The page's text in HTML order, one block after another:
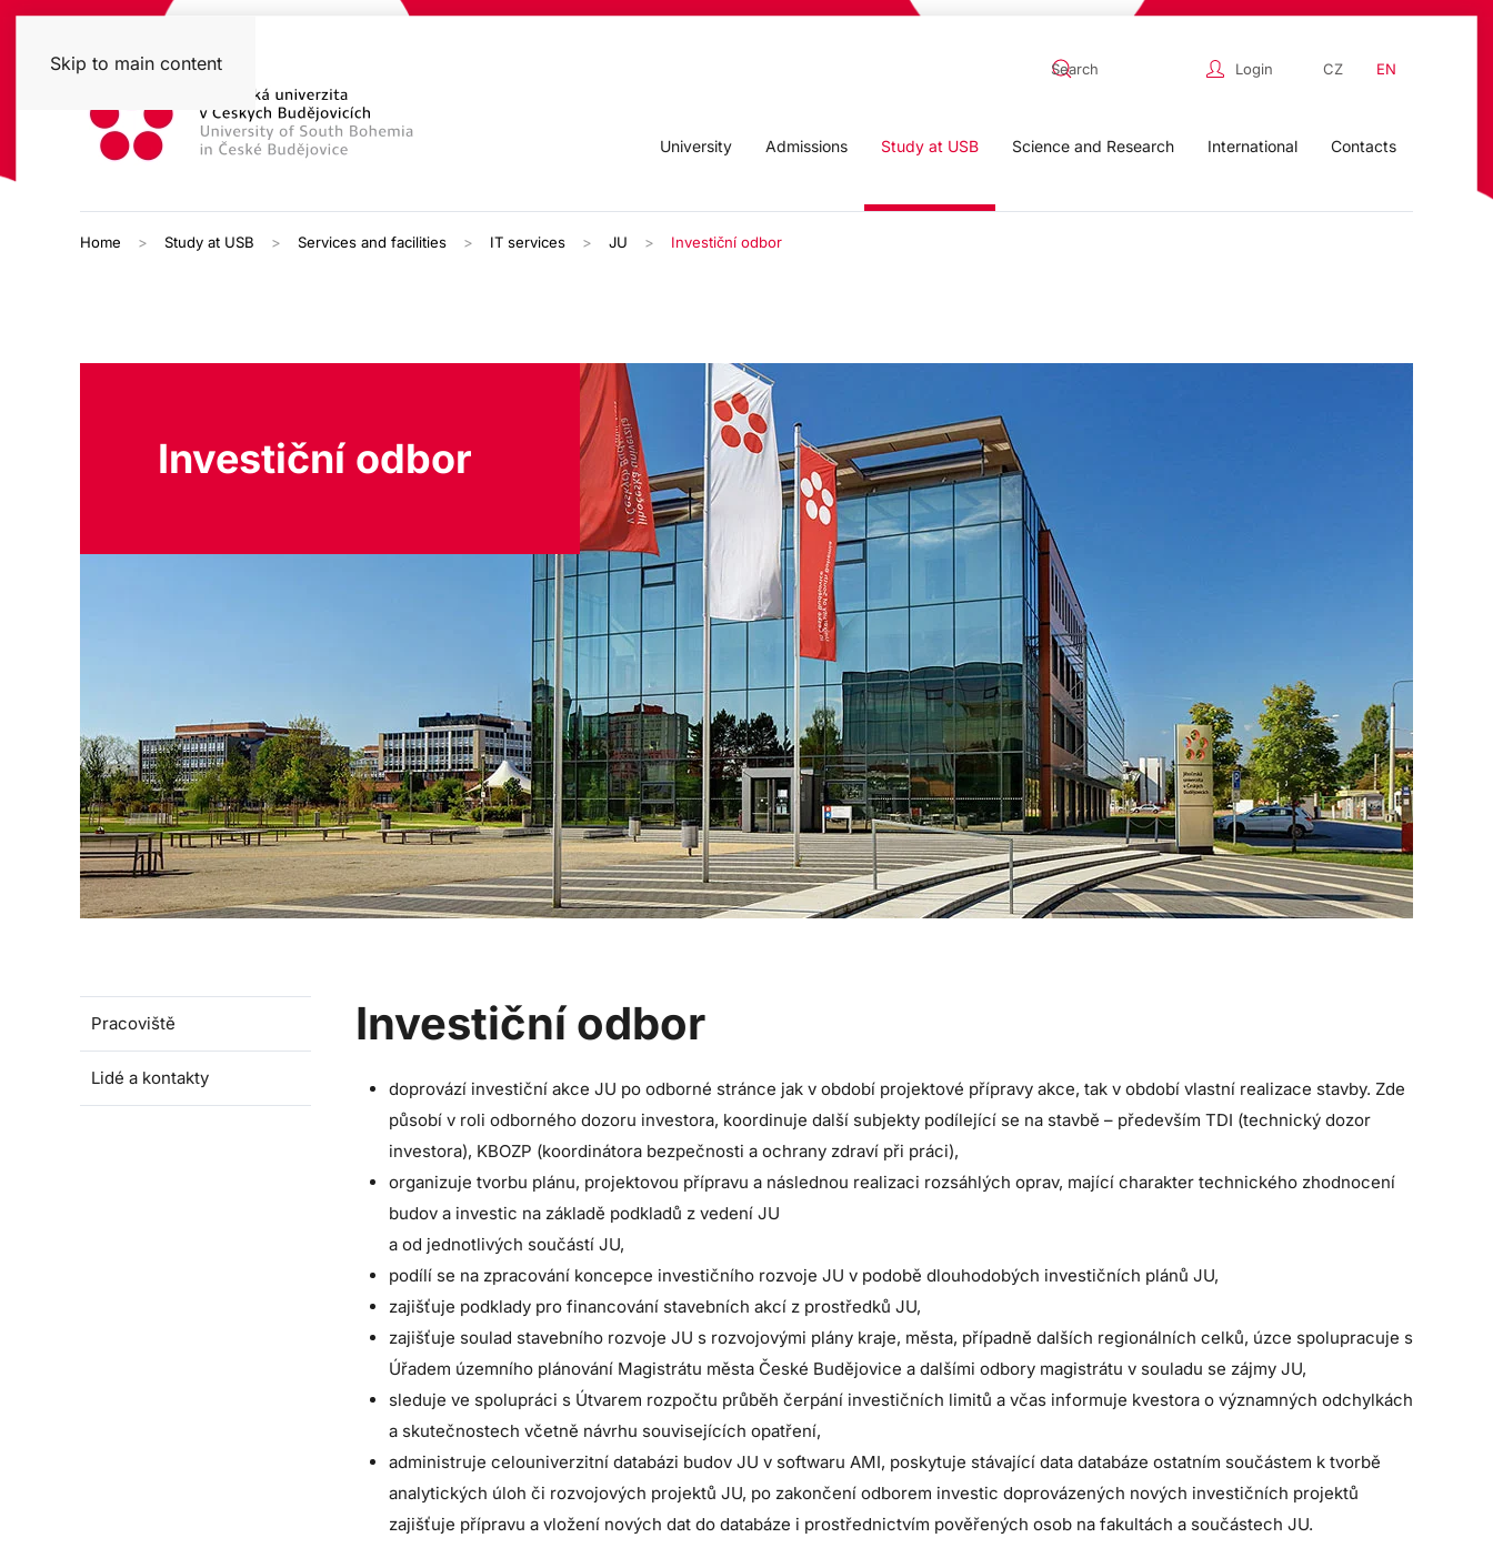
Skip to main content Login CZ EN
University Admissions Study at USB Science and Research International Contacts
Home Study at USB Services and facilities IT services JU Investiční odbor
Investiční odbor
Pracoviště
Lidé a kontakty
Investiční odbor
doprovází investiční akce JU po odborné stránce jak v období projektové přípravy akce, tak v období vlastní realizace stavby. Zde
působí v roli odborného dozoru investora, koordinuje další subjekty podílející se na stavbě – především TDI (technický dozor
investora), KBOZP (koordinátora bezpečnosti a ochrany zdraví při práci),
organizuje tvorbu plánu, projektovou přípravu a následnou realizaci rozsáhlých oprav, mající charakter technického zhodnocení
budov a investic na základě podkladů z vedení JU
a od jednotlivých součástí JU,
podílí se na zpracování koncepce investičního rozvoje JU v podobě dlouhodobých investičních plánů JU,
zajišťuje podklady pro financování stavebních akcí z prostředků JU,
zajišťuje soulad stavebního rozvoje JU s rozvojovými plány kraje, města, případně dalších regionálních celků, úzce spolupracuje s
Úřadem územního plánování Magistrátu města České Budějovice a dalšími odbory magistrátu v souladu se zájmy JU,
sleduje ve spolupráci s Útvarem rozpočtu průběh čerpání investičních limitů a včas informuje kvestora o významných odchylkách
a skutečnostech včetně návrhu souvisejících opatření,
administruje celouniverzitní databázi budov JU v softwaru AMI, poskytuje stávající data databáze ostatním součástem k tvorbě
analytických úloh či rozvojových projektů JU, po zakončení odborem investic doprovázených nových investičních projektů
zajišťuje přípravu a vložení nových dat do databáze i prostřednictvím pověřených osob na fakultách a součástech JU.